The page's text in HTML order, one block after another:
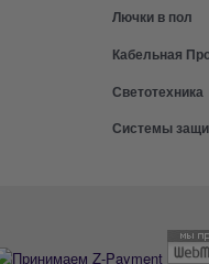
Лючки в пол
Кабельная
Светотехника
Системы